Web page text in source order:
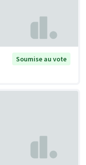
Soumise au vote